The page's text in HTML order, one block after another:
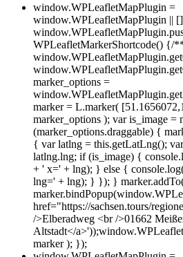
window.WPLeafletMapPlugin =
window.WPLeafletMapPlugin ||
WPLeafletMarkerShortcode() {/
marker_options =
marker = L.marker(
marker_options ); var is_image =
(marker_options.draggable) {
{ var latlng = this.getLatLng();
latlng.lng; if (is_image) {
+ ' x=' + lng); } else {
lng=' + lng); } }); }
href="https://sachsen.tours/
/>Elberadweg <br />01662
Altstadt</
marker ); });